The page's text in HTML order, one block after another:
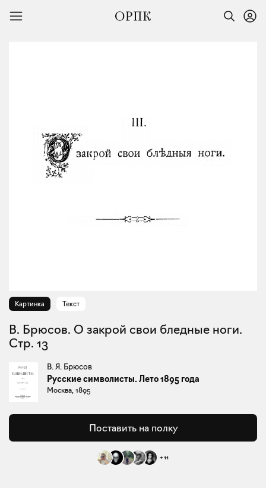
Картинка Текст
В. Брюсов. О закрой свои бледные ноги.
Стр. 13
В. Я. Брюсов
Русские символисты. Лето 1895 года
Москва, 1895
Поставить на полку
+11